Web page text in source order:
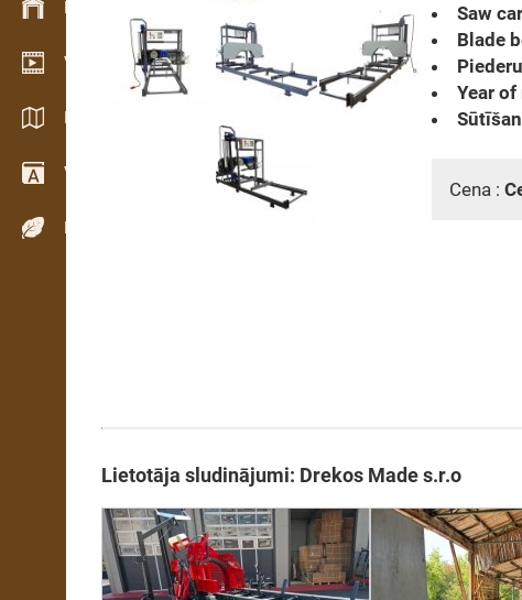
Krājumu vadība
Video telpa
Katalogi / Brošūras
Vārdnīca
Koku sugas
Saw
Blade
Year
Cena :
Lietotāja sludinājumi: Drekos Made s.r.o